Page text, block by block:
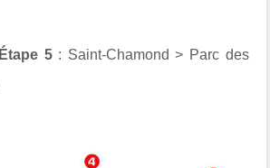
Étape 5: Saint-Chamond > Parc des